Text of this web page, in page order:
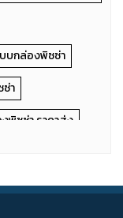
บกล่องพิซซ่า
า
พิซซ่า ราคาส่ง
ทรงบ้าน